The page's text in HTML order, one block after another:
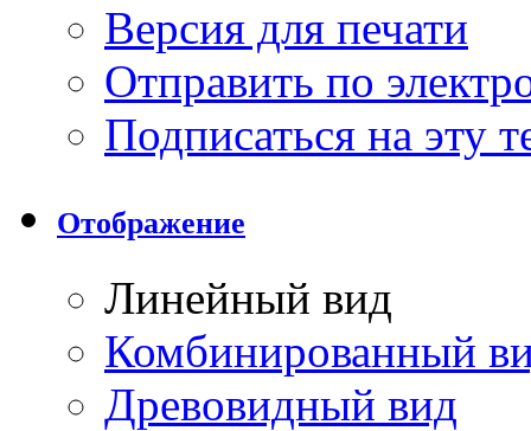
Версия для печати
Отправить по
Подписаться на эту
Отображение
Линейный вид
Комбинированный
Древовидный вид